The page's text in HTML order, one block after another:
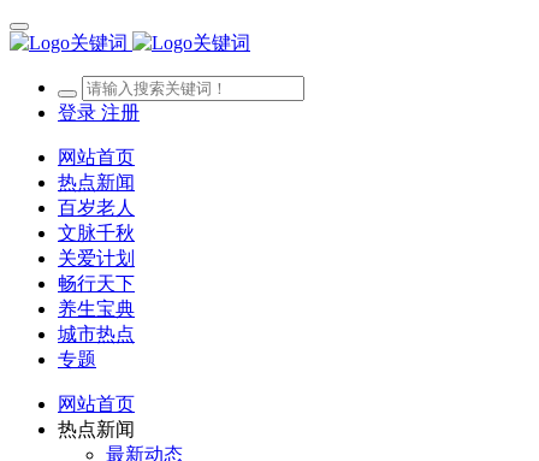
登录 注册
网站首页
热点新闻
百岁老人
文脉千秋
关爱计划
畅行天下
养生宝典
城市热点
专题
网站首页
热点新闻
最新动态